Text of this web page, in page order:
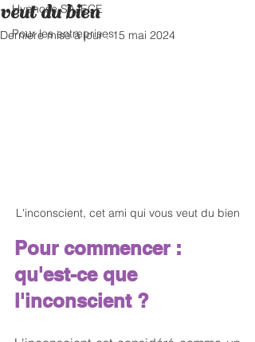
Hypnose SAJECE
Pour les entreprises
veut du bien
Dernière mise à jour :15 mai 2024
L'inconscient, cet ami qui vous veut du bien
Pour commencer :
qu'est-ce que
l'inconscient ?